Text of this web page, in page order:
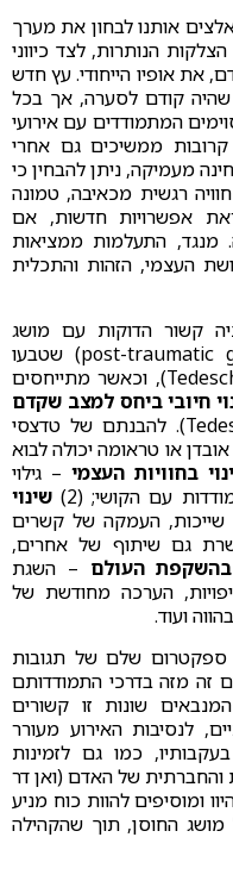
אותנו לבחון את מערך
הנותרות, לצד כיווני
את אופיו הייחודי. עץ חדש
שהיה קודם לסערה, אך בכל
המתמודדים עם אירועי
ממשיכים גם אחרי
מעמיקה, ניתן להבחין כי
רגשית מכאיבה, טמונה
אפשרויות חדשות, אם
מנגד, התעלמות ממציאות
העצמי, הזהות והתכלית
קשור הדוקות עם מושג
(post-traumatic growth) שטבעו
טדסצי וקלהון (Tedeschi & Calhoun, 1996), וכאשר מתייחסים
חיובי ביחס למצב שקדם
(Tedeschi & Calhoun, 1996). להבנתם של טדצסי
או טראומה יכולה לבוא
בחוויות העצמי – גילוי
עם הקושי; (2)
שינוי
שייכות, העמקה של קשרים
גם שיתוף של אחרים,
בהשקפת העולם – השגת
הערכה מחודשת של
ועוד.
ספקטרום שלם של תגובות
זה מזה בדרכי התמודדותם
שונות זו קשורים
לנסיבות האירוע מעורר
כמו גם לזמינות
של האדם (ואן דר
היוו ומוסיפים להוות כוח מניע
החוסן, תוך שהקהילה